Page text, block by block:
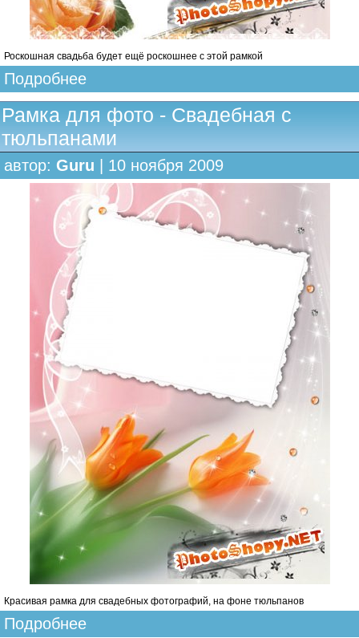
Роскошная свадьба будет ещё роскошнее с этой рамкой
Подробнее
Рамка для фото - Свадебная с
тюльпанами
автор: Guru | 10 ноября 2009
Красивая рамка для свадебных фотографий, на фоне тюльпанов
Подробнее